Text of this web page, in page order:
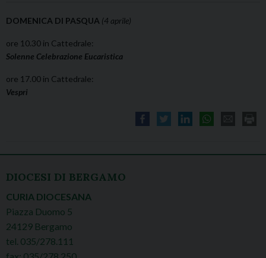
DOMENICA DI PASQUA (4 aprile)
ore 10.30 in Cattedrale:
Solenne Celebrazione Eucaristica
ore 17.00 in Cattedrale:
Vespri
DIOCESI DI BERGAMO
CURIA DIOCESANA
Piazza Duomo 5
24129 Bergamo
tel. 035/278.111